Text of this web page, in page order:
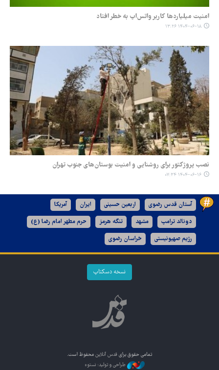
امنیت میلیاردها کاربر واتس‌اپ به خطر افتاد
۱۴۰۴-۰۶-۱۸ ۱۳:۲۶
نصب پروژکتور برای روشنایی و امنیت بوستان‌های جنوب تهران
۱۴۰۴-۰۶-۱۶ ۰۷:۳۴
آستان قدس رضوی اربعین حسینی ایران آمریکا
دونالد ترامپ مشهد تنگه هرمز حرم مطهر امام رضا (ع)
رژیم صهیونیستی خراسان رضوی
نسخه دسکتاپ
تمامی حقوق برای قدس آنلاین محفوظ است.
طراحی و تولید: نستوه